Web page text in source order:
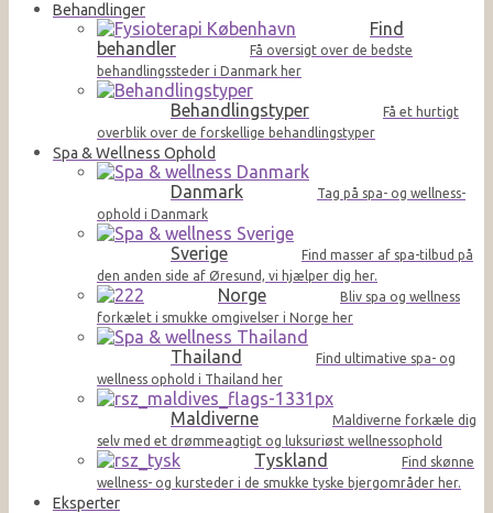
Behandlinger
Find
behandler
Få oversigt over de bedste
behandlingssteder i Danmark her
Behandlingstyper
Få et hurtigt
overblik over de forskellige behandlingstyper
Spa & Wellness Ophold
Danmark
Tag på spa- og wellness-
ophold i Danmark
Sverige
Find masser af spa-tilbud på
den anden side af Øresund, vi hjælper dig her.
Norge
Bliv spa og wellness
forkælet i smukke omgivelser i Norge her
Thailand
Find ultimative spa- og
wellness ophold i Thailand her
Maldiverne
Maldiverne forkæle dig
selv med et drømmeagtigt og luksuriøst wellnessophold
Tyskland
Find skønne
wellness- og kursteder i de smukke tyske bjergområder her.
Eksperter